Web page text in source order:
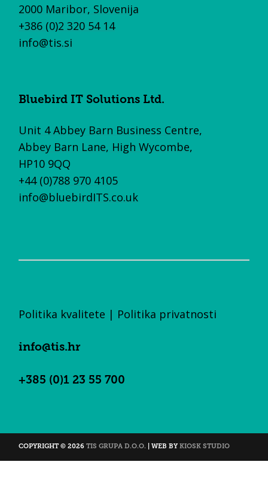
2000 Maribor, Slovenija
+386 (0)2 320 54 14
info@tis.si
Bluebird IT Solutions Ltd.
Unit 4 Abbey Barn Business Centre,
Abbey Barn Lane, High Wycombe,
HP10 9QQ
+44 (0)788 970 4105
info@bluebirdITS.co.uk
Politika kvalitete | Politika privatnosti
info@tis.hr
+385 (0)1 23 55 700
COPYRIGHT © 2026TIS GRUPA D.O.O. | WEB BYKIOSK STUDIO